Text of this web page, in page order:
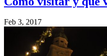
Feb 3, 2017